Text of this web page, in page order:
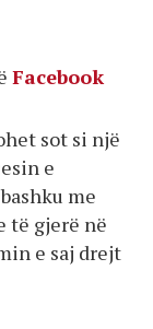
Facebook
sot si një
e
me
të gjerë në
e saj drejt